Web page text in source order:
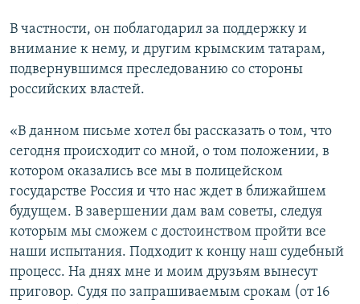
В частности, он поблагодарил за поддержку и
внимание к нему, и другим крымским татарам,
подвернувшимся преследованию со стороны
российских властей.
«В данном письме хотел бы рассказать о том, что
сегодня происходит со мной, о том положении, в
котором оказались все мы в полицейском
государстве Россия и что нас ждет в ближайшем
будущем. В завершении дам вам советы, следуя
которым мы сможем с достоинством пройти все
наши испытания. Подходит к концу наш судебный
процесс. На днях мне и моим друзьям вынесут
приговор. Судя по запрашиваемым срокам (от 16